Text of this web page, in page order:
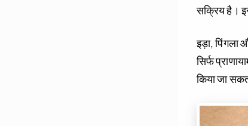
सक्रिय है।
इड़ा, पिंगला
सिर्फ
किया जा